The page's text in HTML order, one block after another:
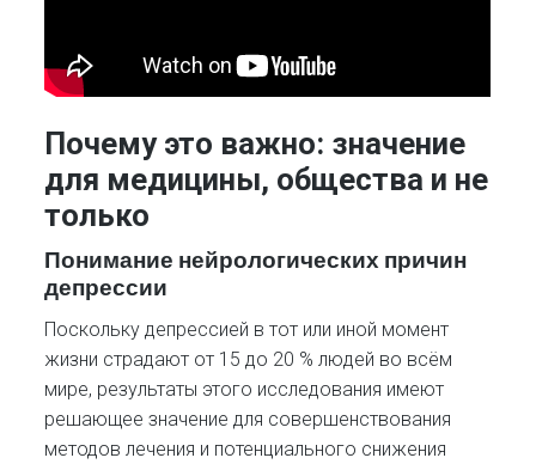
Почему это важно: значение
для медицины, общества и не
только
Понимание нейрологических причин
депрессии
Поскольку депрессией в тот или иной момент
жизни страдают от 15 до 20 % людей во всём
мире, результаты этого исследования имеют
решающее значение для совершенствования
методов лечения и потенциального снижения